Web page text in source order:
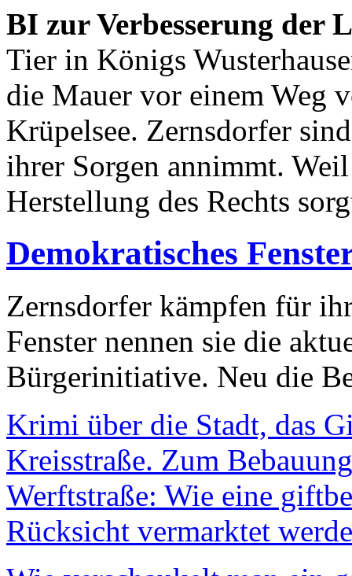
BI zur Verbesserung der
Tier in Königs
die Mauer vor einem Weg
Krüpelsee. Zernsdorfer
ihrer Sorgen annimmt.
Herstellung des Rechts
Demokratisches
Zernsdorfer kämpfen für
Fenster nennen sie die
Bürgerinitiative. Neu die
Krimi über die Stadt, das
Kreisstraße. Zum
Werftstraße: Wie eine
Rücksicht vermarktet